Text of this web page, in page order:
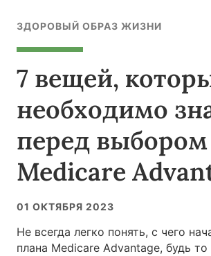
ЗДОРОВЫЙ ОБРАЗ ЖИЗНИ
7 вещей,
необходимо
перед
Medicare
01 ОКТЯБРЯ 2023
Не всегда легко понять, с чего
плана Medicare Advantage, будь